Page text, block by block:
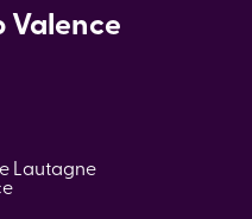
Valence
Lautagne